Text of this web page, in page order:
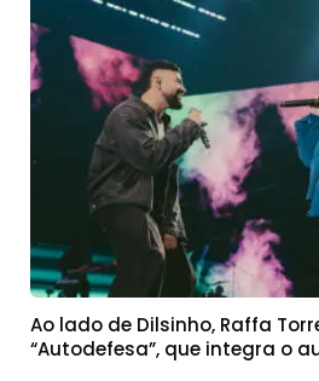
Ao lado de Dilsinho, Raffa
“Autodefesa”, que integra o